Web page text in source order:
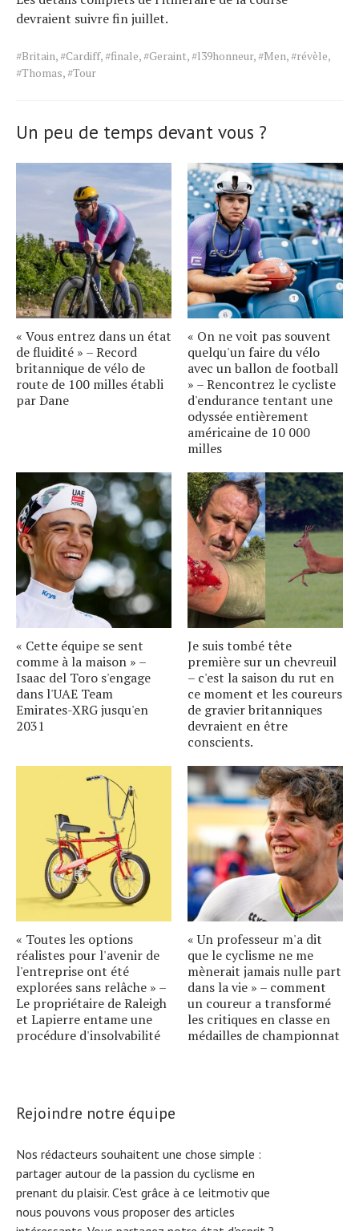
devraient suivre fin juillet.
Tags
for
#Britain,#Cardiff,#finale,#Geraint,#l39honneur,#Men,#révèle,
#Thomas,#Tour
Un peu de temps devant vous ?
« Vous entrez dans un état
de fluidité » – Record
britannique de vélo de
route de 100 milles établi
par Dane
« On ne voit pas souvent
quelqu'un faire du vélo
avec un ballon de football
» – Rencontrez le cycliste
d'endurance tentant une
odyssée entièrement
américaine de 10 000
milles
« Cette équipe se sent
comme à la maison » –
Isaac del Toro s'engage
dans l'UAE Team
Emirates-XRG jusqu'en
2031
Je suis tombé tête
première sur un chevreuil
– c'est la saison du rut en
ce moment et les coureurs
de gravier britanniques
devraient en être
conscients.
« Toutes les options
réalistes pour l'avenir de
l'entreprise ont été
explorées sans relâche » –
Le propriétaire de Raleigh
et Lapierre entame une
procédure d'insolvabilité
« Un professeur m'a dit
que le cyclisme ne me
mènerait jamais nulle part
dans la vie » – comment
un coureur a transformé
les critiques en classe en
médailles de championnat
Rejoindre notre équipe
Nos rédacteurs souhaitent une chose simple :
partager autour de la passion du cyclisme en
prenant du plaisir. C'est grâce à ce leitmotiv que
nous pouvons vous proposer des articles